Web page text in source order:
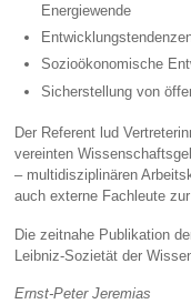
Energiewende
Sozioökonomische
Sicherstellung von
Der Referent lud
vereinten
– multidisziplinären
auch externe Fachleute
Die zeitnahe Publikation
Leibniz-Sozietät der
Ernst-Peter Jeremias